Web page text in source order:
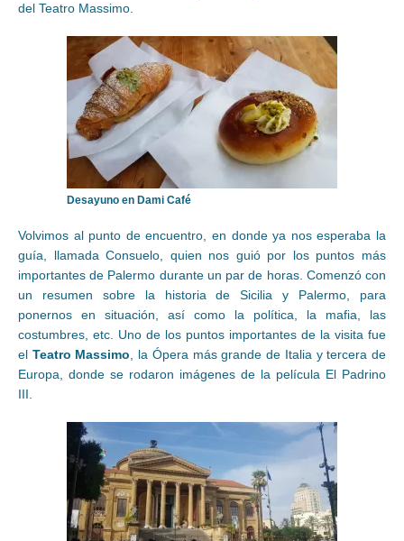
del Teatro Massimo.
Desayuno en Dami Café
Volvimos al punto de encuentro, en donde ya nos esperaba la
guía, llamada Consuelo, quien nos guió por los puntos más
importantes de Palermo durante un par de horas. Comenzó con
un resumen sobre la historia de Sicilia y Palermo, para
ponernos en situación, así como la política, la mafia, las
costumbres, etc. Uno de los puntos importantes de la visita fue
el Teatro Massimo, la Ópera más grande de Italia y tercera de
Europa, donde se rodaron imágenes de la película El Padrino
III.